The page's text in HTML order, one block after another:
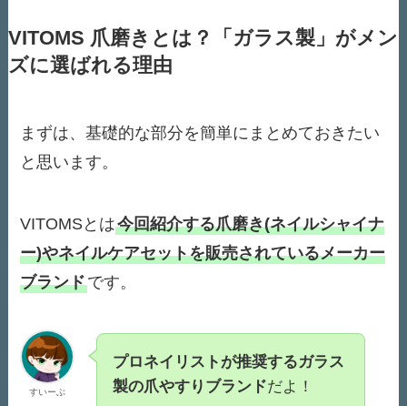
VITOMS 爪磨きとは？「ガラス製」がメン
ズに選ばれる理由
まずは、基礎的な部分を簡単にまとめておきたい
と思います。
VITOMSとは今回紹介する爪磨き(ネイルシャイナ
ー)やネイルケアセットを販売されているメーカー
ブランドです。
すいーぶ
プロネイリストが推奨するガラス
製の爪やすりブランドだよ！